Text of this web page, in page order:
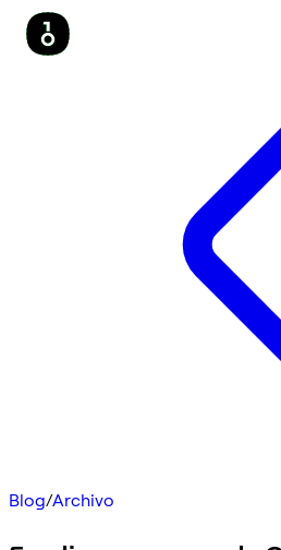
Blog/Archivo